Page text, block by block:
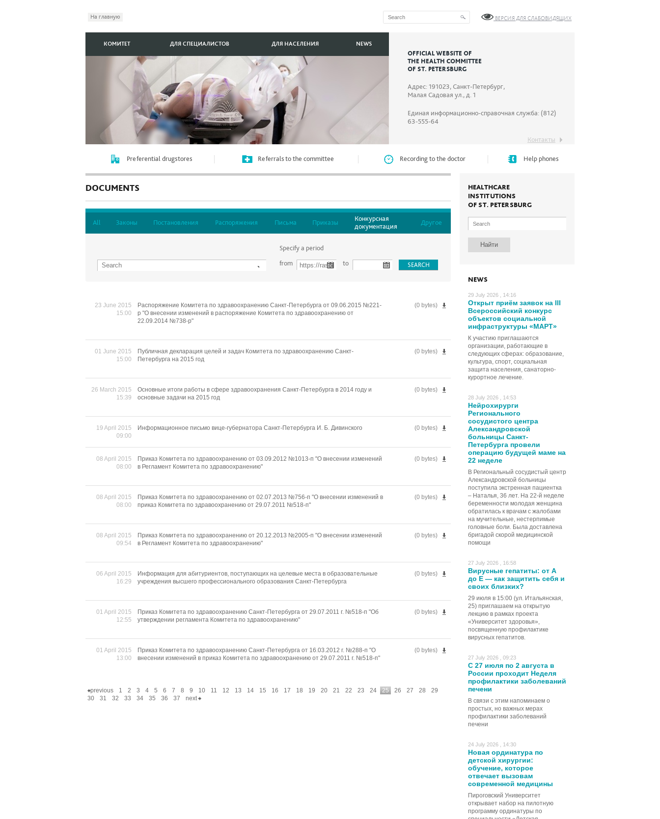
На главную ВЕРСИЯ ДЛЯ СЛАБОВИДЯЩИХ
OFFICIAL WEBSITE OF
THE HEALTH COMMITTEE
OF ST. PETERSBURG
Адрес: 191023, Санкт-Петербург,
Малая Садовая ул., д. 1
Единая информационно-справочная служба: (812)
63-555-64
Контакты
КОМИТЕТ ДЛЯ СПЕЦИАЛИСТОВ ДЛЯ НАСЕЛЕНИЯ NEWS
Preferential drugstores Referrals to the committee Recording to the doctor Help phones
HEALTHCARE
INSTITUTIONS
OF ST. PETERSBURG
NEWS
29 July 2026 , 14:16
Открыт приём заявок на III
Всероссийский конкурс
объектов социальной
инфраструктуры «МАРТ»
К участию приглашаются
организации, работающие в
следующих сферах: образование,
культура, спорт, социальная
защита населения, санаторно-
курортное лечение.
28 July 2026 , 14:53
Нейрохирурги
Регионального
сосудистого центра
Александровской
больницы Санкт-
Петербурга провели
операцию будущей маме на
22 неделе
В Региональный сосудистый центр
Александровской больницы
поступила экстренная пациентка
– Наталья, 36 лет. На 22-й неделе
беременности молодая женщина
обратилась к врачам с жалобами
на мучительные, нестерпимые
головные боли. Была доставлена
бригадой скорой медицинской
помощи
27 July 2026 , 16:58
Вирусные гепатиты: от А
до Е — как защитить себя и
своих близких?
29 июля в 15:00 (ул. Итальянская,
25) приглашаем на открытую
лекцию в рамках проекта
«Университет здоровья»,
посвященную профилактике
вирусных гепатитов.
27 July 2026 , 09:23
С 27 июля по 2 августа в
России проходит Неделя
профилактики заболеваний
печени
В связи с этим напоминаем о
простых, но важных мерах
профилактики заболеваний
печени
24 July 2026 , 14:30
Новая ординатура по
детской хирургии:
обучение, которое
отвечает вызовам
современной медицины
Пироговский Университет
открывает набор на пилотную
программу ординатуры по
DOCUMENTS
All Законы Постановления Распоряжения Письма Приказы
Конкурсная
документация
Другое
Specify a period
from
to
23 June 2015
15:00
(0 bytes)
Распоряжение Комитета по здравоохранению Санкт-Петербурга от 09.06.2015 №221-
р "О внесении изменений в распоряжение Комитета по здравоохранению от
22.09.2014 №738-р"
01 June 2015
15:00
(0 bytes)
Публичная декларация целей и задач Комитета по здравоохранению Санкт-
Петербурга на 2015 год
26 March 2015
15:39
(0 bytes)
Основные итоги работы в сфере здравоохранения Санкт-Петербурга в 2014 году и
основные задачи на 2015 год
19 April 2015
09:00
(0 bytes)
Информационное письмо вице-губернатора Санкт-Петербурга И. Б. Дивинского
08 April 2015
08:00
(0 bytes)
Приказ Комитета по здравоохранению от 03.09.2012 №1013-п "О внесении изменений
в Регламент Комитета по здравоохранению"
08 April 2015
08:00
(0 bytes)
Приказ Комитета по здравоохранению от 02.07.2013 №756-п "О внесении изменений в
приказ Комитета по здравоохранению от 29.07.2011 №518-п"
08 April 2015
09:54
(0 bytes)
Приказ Комитета по здравоохранению от 20.12.2013 №2005-п "О внесении изменений
в Регламент Комитета по здравоохранению"
06 April 2015
16:29
(0 bytes)
Информация для абитуриентов, поступающих на целевые места в образовательные
учреждения высшего профессионального образования Санкт-Петербурга
01 April 2015
12:55
(0 bytes)
Приказ Комитета по здравоохранению Санкт-Петербурга от 29.07.2011 г. №518-п "Об
утверждении регламента Комитета по здравоохранению"
01 April 2015
13:00
(0 bytes)
Приказ Комитета по здравоохранению Санкт-Петербурга от 16.03.2012 г. №288-п "О
внесении изменений в приказ Комитета по здравоохранению от 29.07.2011 г. №518-п"
previous 1 2 3 4 5 6 7 8 9 10 11 12 13 14 15 16 17 18 19 20 21 22 23 24 25 26 27 28
29
30
31 32 33 34 35 36 37 next